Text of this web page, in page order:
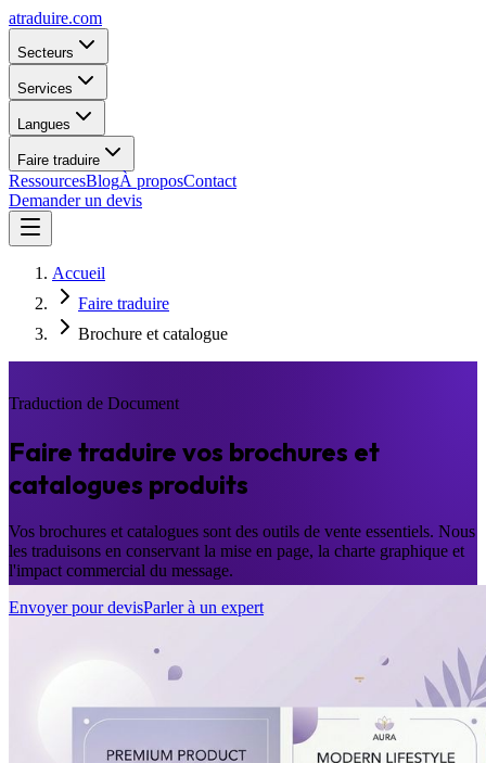
atraduire.com
Secteurs
Services
Langues
Faire traduire
RessourcesBlogÀ proposContact
Demander un devis
Accueil
Faire traduire
Brochure et catalogue
Traduction de Document
Faire traduire vos brochures et
catalogues produits
Vos brochures et catalogues sont des outils de vente essentiels. Nous
les traduisons en conservant la mise en page, la charte graphique et
l'impact commercial du message.
Envoyer pour devisParler à un expert